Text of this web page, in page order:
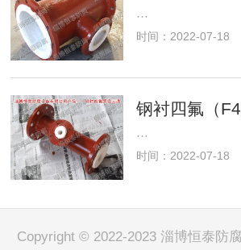
···
时间：2022-07-18
···
时间：2022-07-18
Copyright © 2022-2023 淄博恒泰防